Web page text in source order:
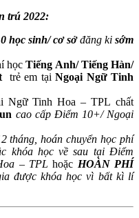
trú 2022:
học sinh/ cơ sởđăng ki sớm
họcTiếng Anh/ Tiếng Hàn/
trẻ em tại Ngoại Ngữ Tinh
Ngữ Tinh Hoa – TPL chất
cao cấp Điểm 10+/ Ngoại
tháng, hoán chuyển học phí
khóa học về sau tại Điểm
– TPL hoặc HOÀN PHÍ
được khóa học vì bất kì lí